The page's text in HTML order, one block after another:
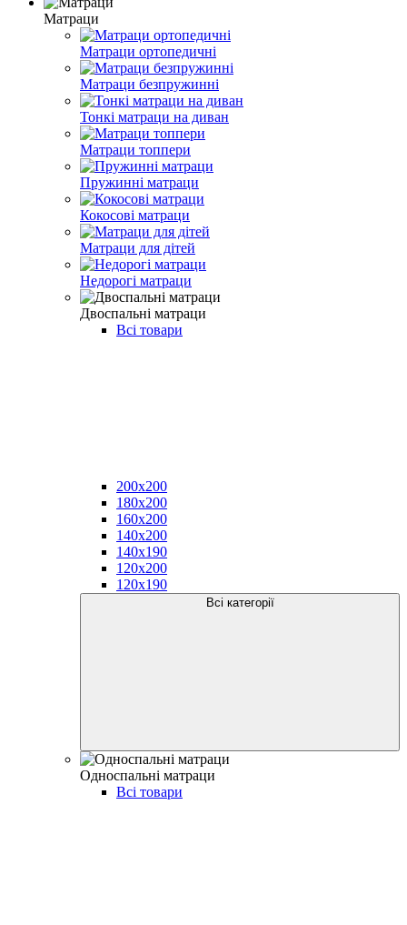
Матраци
Матраци ортопедичні
Матраци безпружинні
Тонкі матраци на диван
Матраци топпери
Пружинні матраци
Кокосові матраци
Матраци для дітей
Недорогі матраци
Двоспальні матраци
Всі товари
200x200
180x200
160x200
140x200
140x190
120x200
120x190
Всі категорії
Односпальні матраци
Всі товари